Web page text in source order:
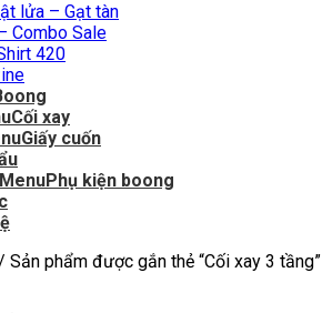
lửa – Gạt tàn
Combo Sale
420
Cối xay
Giấy cuốn
Phụ kiện boong
Sản phẩm được gắn thẻ “Cối xay 3 tầng”